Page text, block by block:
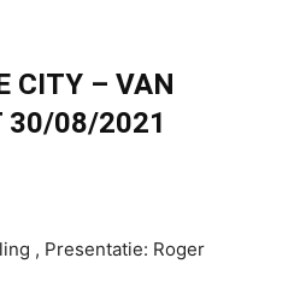
CITY – VAN
30/08/2021
, Presentatie: Roger